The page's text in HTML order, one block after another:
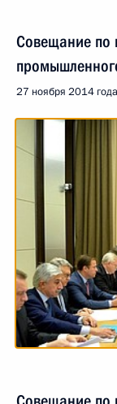
Совещание по
27 ноября 2014 года